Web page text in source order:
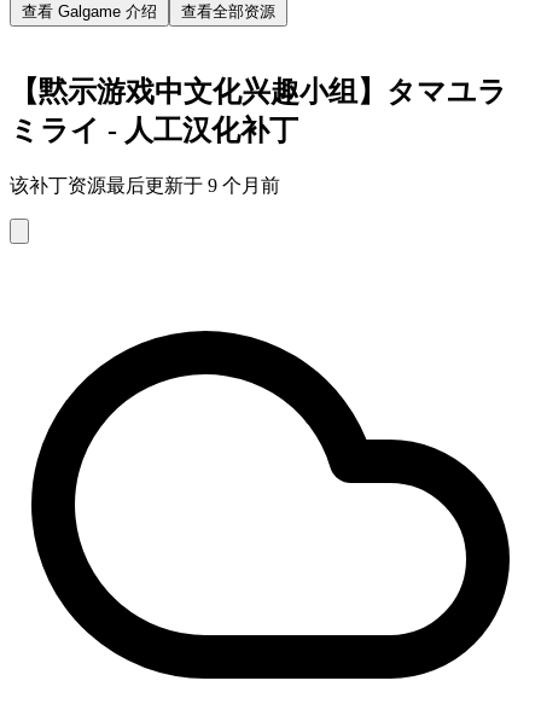
查看 Galgame 介绍 查看全部资源
【黙示游戏中文化兴趣小组】タマユラ
ミライ - 人工汉化补丁
该补丁资源最后更新于 9 个月前